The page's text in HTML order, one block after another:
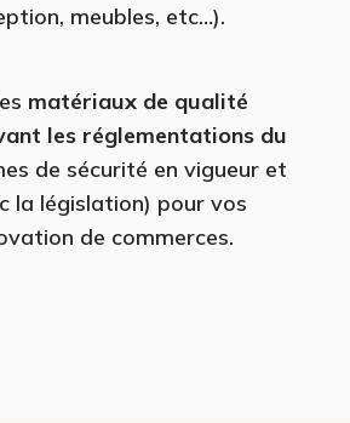
meubles, etc…).
matériaux de qualité
les réglementations du
de sécurité en vigueur et
la législation) pour vos
de commerces.